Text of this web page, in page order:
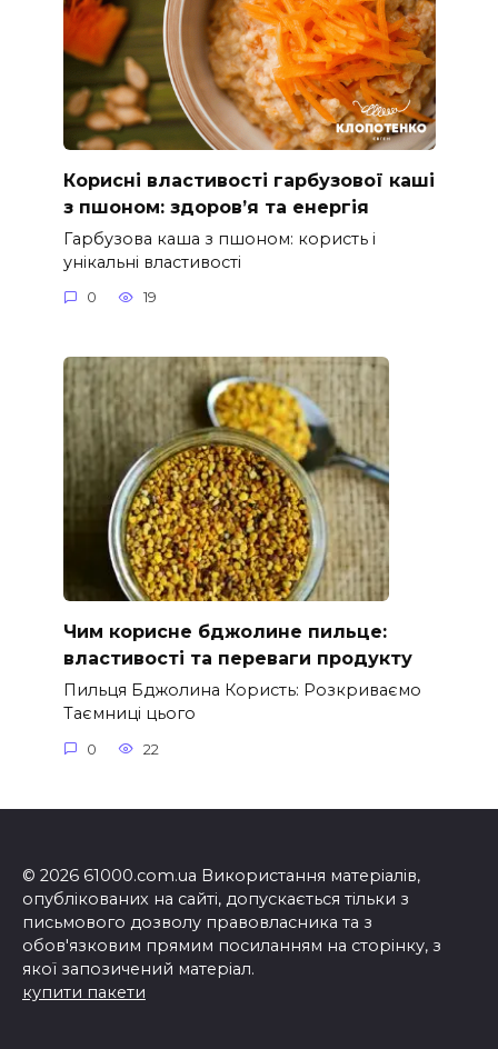
Корисні властивості гарбузової каші
з пшоном: здоров’я та енергія
Гарбузова каша з пшоном: користь і
унікальні властивості
0 19
Чим корисне бджолине пильце:
властивості та переваги продукту
Пильця Бджолина Користь: Розкриваємо
Таємниці цього
0 22
© 2026 61000.com.ua Використання матеріалів,
опублікованих на сайті, допускається тільки з
письмового дозволу правовласника та з
обов'язковим прямим посиланням на сторінку, з
якої запозичений матеріал.
купити пакети